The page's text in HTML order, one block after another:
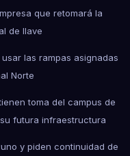
que retomará la
de Ilave
las rampas asignadas
Norte
toma del campus de
futura infraestructura
y piden continuidad de